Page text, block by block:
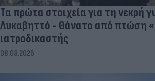
Τα πρώτα στοιχεία για τη νεκρή
Λυκαβηττό - Θάνατο από πτώση
ιατροδικαστής
08.08.2026